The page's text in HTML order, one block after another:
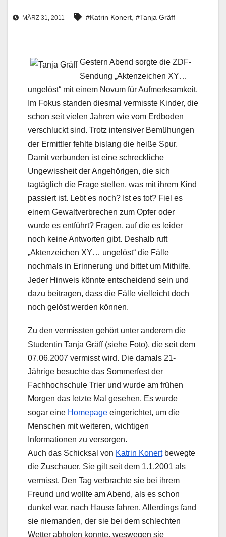
MÄRZ 31, 2011 #Katrin Konert, #Tanja Gräff
Gestern Abend sorgte die ZDF-
Sendung „Aktenzeichen XY…
ungelöst“ mit einem Novum für Aufmerksamkeit.
Im Fokus standen diesmal vermisste Kinder, die
schon seit vielen Jahren wie vom Erdboden
verschluckt sind. Trotz intensiver Bemühungen
der Ermittler fehlte bislang die heiße Spur.
Damit verbunden ist eine schreckliche
Ungewissheit der Angehörigen, die sich
tagtäglich die Frage stellen, was mit ihrem Kind
passiert ist. Lebt es noch? Ist es tot? Fiel es
einem Gewaltverbrechen zum Opfer oder
wurde es entführt? Fragen, auf die es leider
noch keine Antworten gibt. Deshalb ruft
„Aktenzeichen XY… ungelöst“ die Fälle
nochmals in Erinnerung und bittet um Mithilfe.
Jeder Hinweis könnte entscheidend sein und
dazu beitragen, dass die Fälle vielleicht doch
noch gelöst werden können.
Zu den vermissten gehört unter anderem die
Studentin Tanja Gräff (siehe Foto), die seit dem
07.06.2007 vermisst wird. Die damals 21-
Jährige besuchte das Sommerfest der
Fachhochschule Trier und wurde am frühen
Morgen das letzte Mal gesehen. Es wurde
sogar eine Homepage eingerichtet, um die
Menschen mit weiteren, wichtigen
Informationen zu versorgen.
Auch das Schicksal von Katrin Konertbewegte
die Zuschauer. Sie gilt seit dem 1.1.2001 als
vermisst. Den Tag verbrachte sie bei ihrem
Freund und wollte am Abend, als es schon
dunkel war, nach Hause fahren. Allerdings fand
sie niemanden, der sie bei dem schlechten
Wetter abholen konnte, weswegen sie